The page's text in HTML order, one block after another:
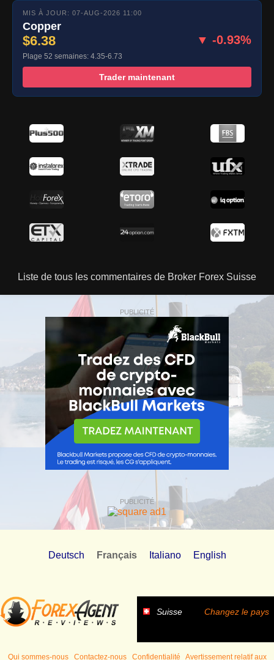
MIS À JOUR: 07-AUG-2026 11:00
Copper
$6.38 ▼ -0.93%
Plage 52 semaines: 4.35-6.73
Trader maintenant
Liste de tous les commentaires de Broker Forex Suisse
PUBLICITÉ
PUBLICITÉ
Deutsch Français Italiano English
Suisse Changez le pays
Qui sommes-nous Contactez-nous Confidentialité Avertissement relatif aux